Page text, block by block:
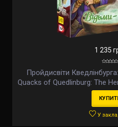
1 235
Пройдисвіти
Quacks of Quedlinburg: The
(укр)
У